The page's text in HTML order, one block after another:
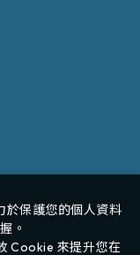
於保護您的個人資料
。
Cookie 來提升您在